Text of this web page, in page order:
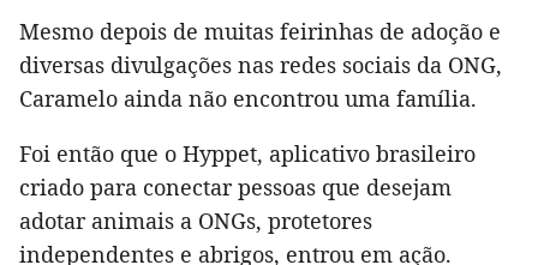
Mesmo depois de muitas feirinhas de adoção e
diversas divulgações nas redes sociais da ONG,
Caramelo ainda não encontrou uma família.
Foi então que o Hyppet, aplicativo brasileiro
criado para conectar pessoas que desejam
adotar animais a ONGs, protetores
independentes e abrigos, entrou em ação.